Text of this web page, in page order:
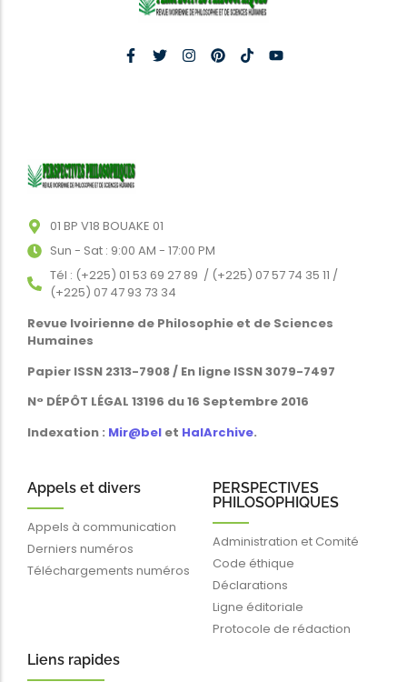
01 BP V18 BOUAKE 01
Sun - Sat : 9:00 AM - 17:00 PM
Tél : (+225) 01 53 69 27 89 / (+225) 07 57 74 35 11 /
(+225) 07 47 93 73 34
Revue Ivoirienne de Philosophie et de Sciences
Humaines
Papier ISSN 2313-7908 / En ligne ISSN 3079-7497
N° DÉPÔT LÉGAL 13196 du 16 Septembre 2016
Indexation : Mir@bel et HalArchive.
Appels et divers
Appels à communication
Derniers numéros
Téléchargements numéros
PERSPECTIVES
PHILOSOPHIQUES
Administration et Comité
Code éthique
Déclarations
Ligne éditoriale
Protocole de rédaction
Liens rapides